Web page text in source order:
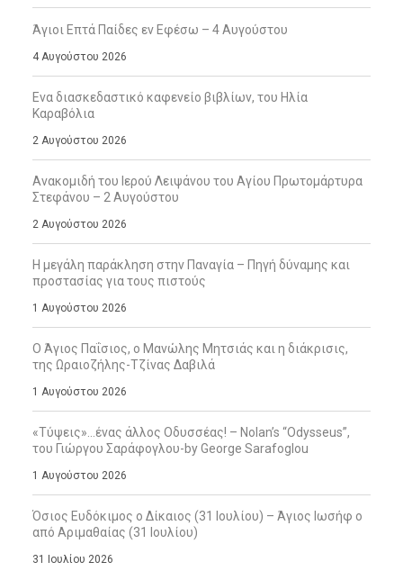
Άγιοι Επτά Παίδες εν Εφέσω – 4 Αυγούστου
4 Αυγούστου 2026
Ενα διασκεδαστικό καφενείο βιβλίων, του Ηλία
Καραβόλια
2 Αυγούστου 2026
Ανακομιδή του Ιερού Λειψάνου του Αγίου Πρωτομάρτυρα
Στεφάνου – 2 Αυγούστου
2 Αυγούστου 2026
Η μεγάλη παράκληση στην Παναγία – Πηγή δύναμης και
προστασίας για τους πιστούς
1 Αυγούστου 2026
Ο Άγιος Παΐσιος, ο Μανώλης Μητσιάς και η διάκρισις,
της Ωραιοζήλης-Τζίνας Δαβιλά
1 Αυγούστου 2026
«Τύψεις»…ένας άλλος Οδυσσέας! – Nolan’s “Odysseus”,
του Γιώργου Σαράφογλου-by George Sarafoglou
1 Αυγούστου 2026
Όσιος Ευδόκιμος ο Δίκαιος (31 Ιουλίου) – Άγιος Ιωσήφ ο
από Αριμαθαίας (31 Ιουλίου)
31 Ιουλίου 2026